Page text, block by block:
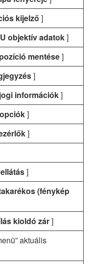
kijelző ]
objektív adatok]
mentése]
]
információk]
]
]
]
(fénykép
kioldó zár]
aktuális